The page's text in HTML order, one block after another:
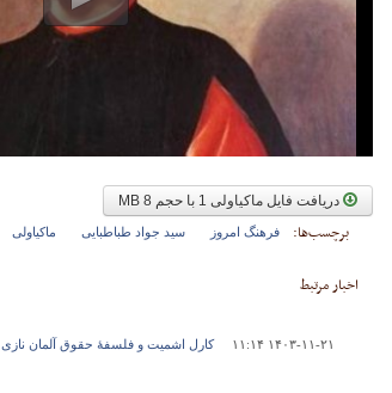
پایگاه اطلاع رسانی فرهنگ
دریافت فایل ماکیاولی 1 با حجم 8 MB
برچسب‌ها: فرهنگ امروز سید جواد طباطبایی ماکیاولی
اخبار مرتبط
۱۴۰۳-۱۱-۲۱ ۱۱:۱۴ کارل اشمیت و فلسفۀ حقوق آلمان نازی